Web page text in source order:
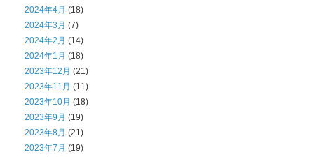
2024年4月 (18)
2024年3月 (7)
2024年2月 (14)
2024年1月 (18)
2023年12月 (21)
2023年11月 (11)
2023年10月 (18)
2023年9月 (19)
2023年8月 (21)
2023年7月 (19)